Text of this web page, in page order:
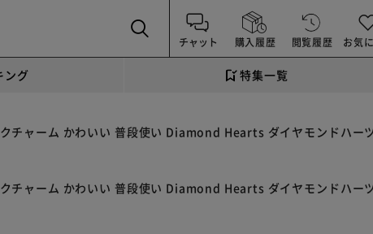
チャット 購入履歴 閲覧履歴 お気
ング 特集一覧
チャーム かわいい 普段使い Diamond Hearts ダイヤモンドハー
チャーム かわいい 普段使い Diamond Hearts ダイヤモンドハー